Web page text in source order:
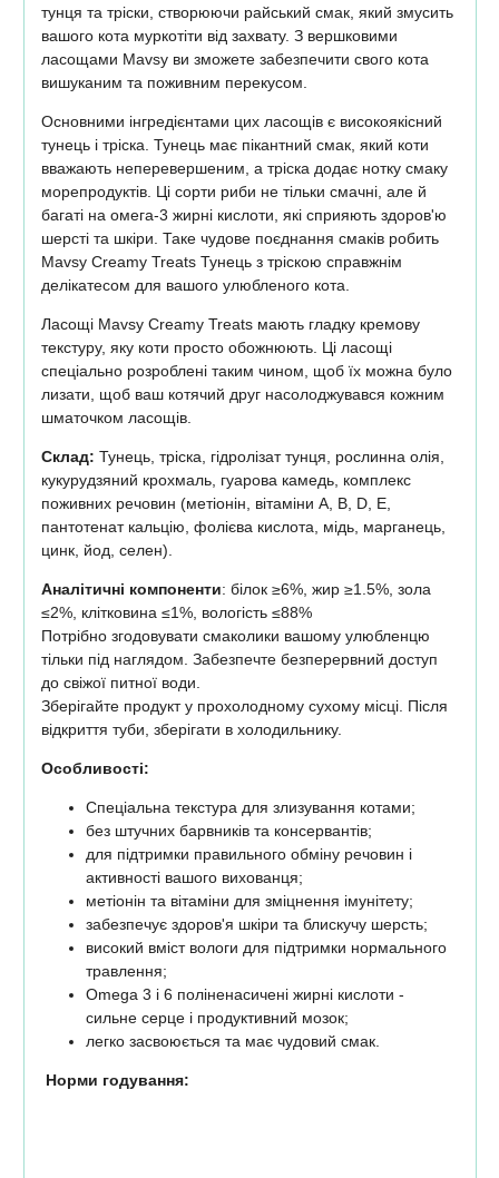
тунця та тріски, створюючи райський смак, який змусить
вашого кота муркотіти від захвату. З вершковими
ласощами Mavsy ви зможете забезпечити свого кота
вишуканим та поживним перекусом.
Основними інгредієнтами цих ласощів є високоякісний
тунець і тріска. Тунець має пікантний смак, який коти
вважають неперевершеним, а тріска додає нотку смаку
морепродуктів. Ці сорти риби не тільки смачні, але й
багаті на омега-3 жирні кислоти, які сприяють здоров'ю
шерсті та шкіри. Таке чудове поєднання смаків робить
Mavsy Creamy Treats Тунець з тріскою справжнім
делікатесом для вашого улюбленого кота.
Ласощі Mavsy Creamy Treats мають гладку кремову
текстуру, яку коти просто обожнюють. Ці ласощі
спеціально розроблені таким чином, щоб їх можна було
лизати, щоб ваш котячий друг насолоджувався кожним
шматочком ласощів.
Склад: Тунець, тріска, гідролізат тунця, рослинна олія,
кукурудзяний крохмаль, гуарова камедь, комплекс
поживних речовин (метіонін, вітаміни A, B, D, E,
пантотенат кальцію, фолієва кислота, мідь, марганець,
цинк, йод, селен).
Аналітичні компоненти: білок ≥6%, жир ≥1.5%, зола
≤2%, клітковина ≤1%, вологість ≤88%
Потрібно згодовувати смаколики вашому улюбленцю
тільки під наглядом. Забезпечте безперервний доступ
до свіжої питної води.
Зберігайте продукт у прохолодному сухому місці. Після
відкриття туби, зберігати в холодильнику.
Особливості:
Спеціальна текстура для злизування котами;
без штучних барвників та консервантів;
для підтримки правильного обміну речовин і
активності вашого вихованця;
метіонін та вітаміни для зміцнення імунітету;
забезпечує здоров'я шкіри та блискучу шерсть;
високий вміст вологи для підтримки нормального
травлення;
Omega 3 і 6 поліненасичені жирні кислоти -
сильне серце і продуктивний мозок;
легко засвоюється та має чудовий смак.
Норми годування: